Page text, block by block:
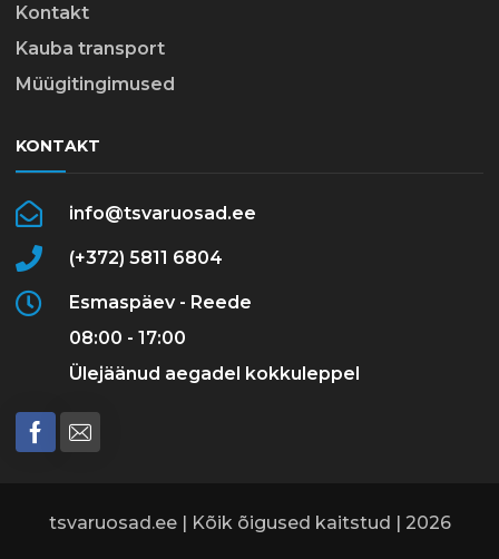
Kontakt
Kauba transport
Müügitingimused
KONTAKT
info@tsvaruosad.ee
(+372) 5811 6804
Esmaspäev - Reede
08:00 - 17:00
Ülejäänud aegadel kokkuleppel
tsvaruosad.ee | Kõik õigused kaitstud | 2026